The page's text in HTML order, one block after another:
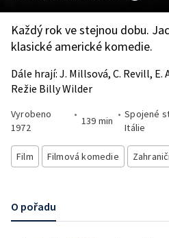
Každý rok ve stejnou dobu.
klasické americké komedie.
Dále hrají: J. Millsová, C. Revill, E.
Režie Billy Wilder
Vyrobeno
1972
•
139 min
• Spojené
Itálie
Film Filmová komedie
O pořadu